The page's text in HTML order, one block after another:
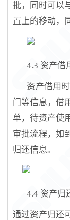
批，同时可以
置上的移动，
4.3 资产借
资产借用
门等信息，借
单，待资产使
审批流程，如
归还信息。
4.4 资产归
通过资产归还